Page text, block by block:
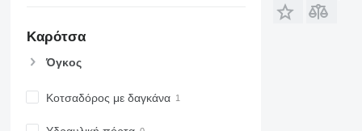
Καρότσα
Όγκος
Κοτσαδόρος με δαγκάνα